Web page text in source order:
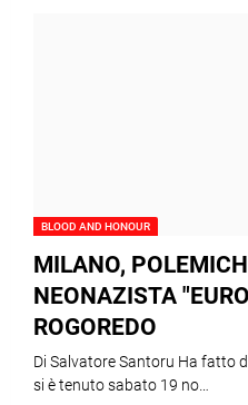
BLOOD AND HONOUR
MILANO,
NEONAZISTA
ROGOREDO
Di Salvatore Santoru Ha fatto
si è tenuto sabato 19 no…